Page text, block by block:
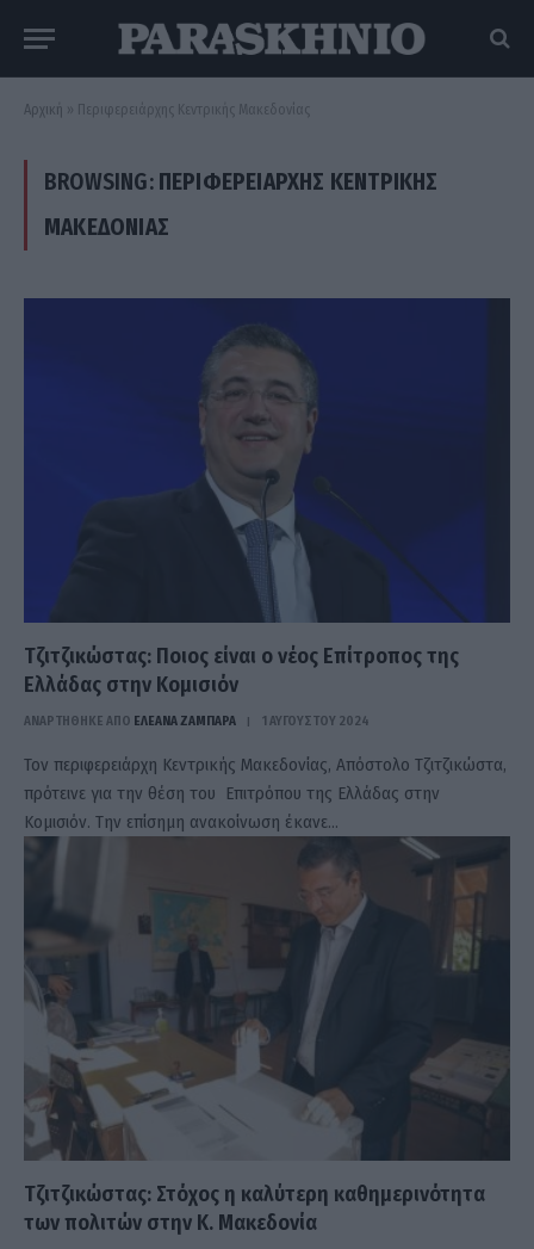
Αρχική » Περιφερειάρχης Κεντρικής Μακεδονίας
BROWSING: ΠΕΡΙΦΕΡΕΙΆΡΧΗΣ ΚΕΝΤΡΙΚΉΣ
ΜΑΚΕΔΟΝΊΑΣ
Τζιτζικώστας: Ποιος είναι ο νέος Επίτροπος της
Ελλάδας στην Κομισιόν
ΑΝΑΡΤΗΘΗΚΕ ΑΠΟ ΕΛΕΑΝΑ ΖΑΜΠΑΡΑ 1 ΑΥΓΟΎΣΤΟΥ 2024
Τον περιφερειάρχη Κεντρικής Μακεδονίας, Απόστολο Τζιτζικώστα,
πρότεινε για την θέση του Επιτρόπου της Ελλάδας στην
Κομισιόν. Την επίσημη ανακοίνωση έκανε…
Τζιτζικώστας: Στόχος η καλύτερη καθημερινότητα
των πολιτών στην Κ. Μακεδονία